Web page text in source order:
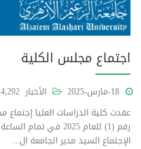
اجتماع مجلس الكلية
الأخبار 4,292
الإجتماع السيد مدير الجامعة ال...